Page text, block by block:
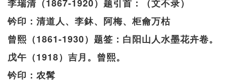
李瑞清（1867-1920）题引首：（文不录）
钤印：清道人、李鈢、阿梅、柜龠万枯
曾熙（1861-1930）题签：白阳山人水墨花卉卷。
戊午（1918）吉月。曾熙。
钤印：农髯